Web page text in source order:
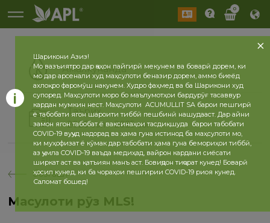
0
Амалкунанда
Таърих
2026 сол 2025 сол
бозгашт
Маҳсулоти рӯз MLS!
Шарикони Азиз!
Мо вазъиятро дар ҷаҳон пайгирӣ мекунем ва боварӣ дорем, ки
мо дар арсенали худ маҳсулоти беназир дорем, аммо биеёд
ахлоқро фаромӯш накунем. Худро фаҳмед ва ба Шарикони худ
супоред. Маҳсулоти моро бо маълумотҳои бардурӯғ тасаввур
кардан мумкин нест. Маҳсулоти ACUMULLIT SA барои пешгирӣ
ё табобати ягон шароити тиббӣ пешбинӣ нашудааст. Дар айни
замон ягон табобат ё ваксинаҳои тасдиқшуда барои табобати
COVID-19 вуҷуд надорад ва ҳама гуна истинод ба маҳсулоти мо,
ки муҳофизат ё кӯмак дар табобати ҳама гуна бемориҳои тиббӣ,
аз ҷумла COVID-19 ваъда медиҳад, вайрон кардани сиёсати
ширкат аст ва қатъиян манъ аст. Бовиҷдон тиҷорат кунед! Боварӣ
ҳосил кунед, ки ба чораҳои пешгирии COVID-19 риоя кунед.
Саломат бошед!